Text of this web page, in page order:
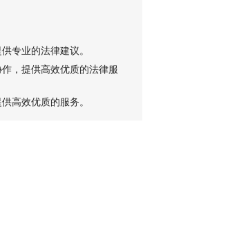
专业的法律建议。
，提供高效优质的法律服
高效优质的服务。